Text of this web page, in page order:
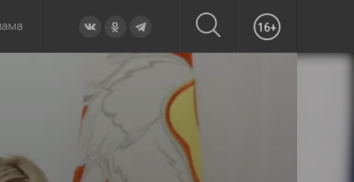
Происшествия
Вечерние
16+